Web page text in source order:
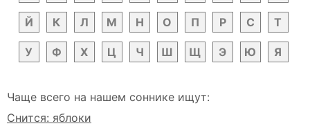
Й К Л М Н О П Р С Т
У Ф Х Ц Ч Ш Щ Э Ю Я
Чаще всего на нашем соннике ищут:
Снится: яблоки